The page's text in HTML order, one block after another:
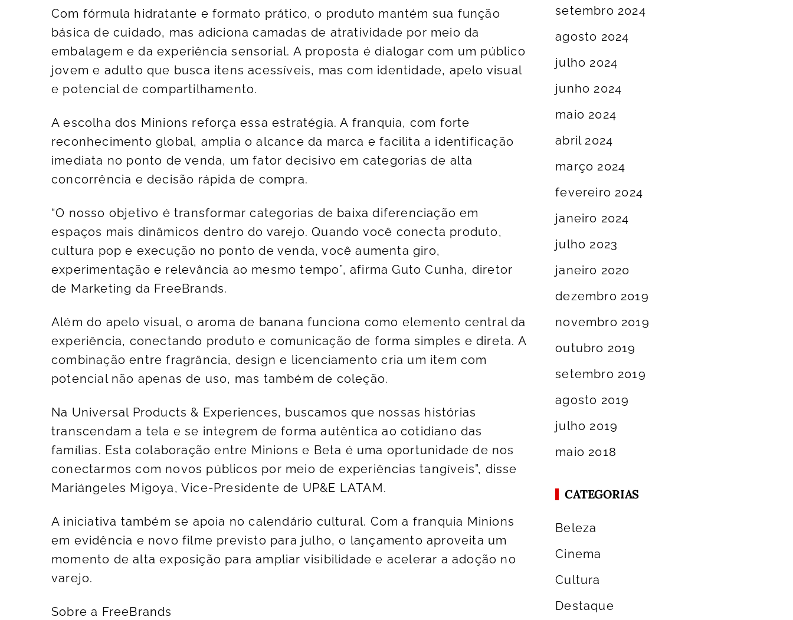
Com fórmula hidratante e formato prático, o produto mantém sua função
básica de cuidado, mas adiciona camadas de atratividade por meio da
embalagem e da experiência sensorial. A proposta é dialogar com um público
jovem e adulto que busca itens acessíveis, mas com identidade, apelo visual
e potencial de compartilhamento.
A escolha dos Minions reforça essa estratégia. A franquia, com forte
reconhecimento global, amplia o alcance da marca e facilita a identificação
imediata no ponto de venda, um fator decisivo em categorias de alta
concorrência e decisão rápida de compra.
“O nosso objetivo é transformar categorias de baixa diferenciação em
espaços mais dinâmicos dentro do varejo. Quando você conecta produto,
cultura pop e execução no ponto de venda, você aumenta giro,
experimentação e relevância ao mesmo tempo”, afirma Guto Cunha, diretor
de Marketing da FreeBrands.
Além do apelo visual, o aroma de banana funciona como elemento central da
experiência, conectando produto e comunicação de forma simples e direta. A
combinação entre fragrância, design e licenciamento cria um item com
potencial não apenas de uso, mas também de coleção.
Na Universal Products & Experiences, buscamos que nossas histórias
transcendam a tela e se integrem de forma autêntica ao cotidiano das
famílias. Esta colaboração entre Minions e Beta é uma oportunidade de nos
conectarmos com novos públicos por meio de experiências tangíveis”, disse
Mariángeles Migoya, Vice-Presidente de UP&E LATAM.
A iniciativa também se apoia no calendário cultural. Com a franquia Minions
em evidência e novo filme previsto para julho, o lançamento aproveita um
momento de alta exposição para ampliar visibilidade e acelerar a adoção no
varejo.
Sobre a FreeBrands
setembro 2024
agosto 2024
julho 2024
junho 2024
maio 2024
abril 2024
março 2024
fevereiro 2024
janeiro 2024
julho 2023
janeiro 2020
dezembro 2019
novembro 2019
outubro 2019
setembro 2019
agosto 2019
julho 2019
maio 2018
CATEGORIAS
Beleza
Cinema
Cultura
Destaque